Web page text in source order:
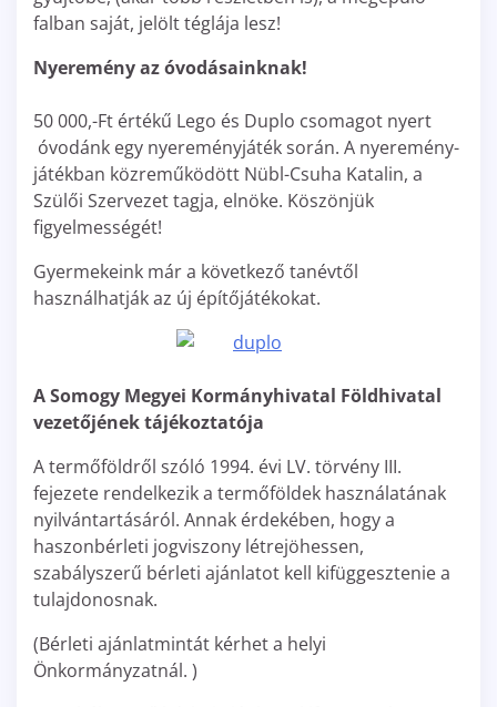
falban saját, jelölt téglája lesz!
Nyeremény az óvodásainknak!
50 000,-Ft értékű Lego és Duplo csomagot nyert
óvodánk egy nyereményjáték során. A nyeremény-
játékban közreműködött Nübl-Csuha Katalin, a
Szülői Szervezet tagja, elnöke. Köszönjük
figyelmességét!
Gyermekeink már a következő tanévtől
használhatják az új építőjátékokat.
A Somogy Megyei Kormányhivatal Földhivatal
vezetőjének tájékoztatója
A termőföldről szóló 1994. évi LV. törvény III.
fejezete rendelkezik a termőföldek használatának
nyilvántartásáról. Annak érdekében, hogy a
haszonbérleti jogviszony létrejöhessen,
szabályszerű bérleti ajánlatot kell kifüggesztenie a
tulajdonosnak.
(Bérleti ajánlatmintát kérhet a helyi
Önkormányzatnál. )